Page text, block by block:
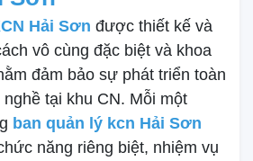
Hải Sơn được thiết kế và
vô cùng đặc biệt và khoa
đảm bảo sự phát triển toàn
tại khu CN. Mỗi một
ban quản lý kcn Hải Sơn
năng riêng biệt, nhiệm vụ